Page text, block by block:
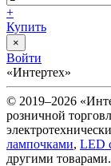
+
Купить
×
Войти
«Интертех»
© 2019–2026
розничной
лампочками, LED
другими товарами.